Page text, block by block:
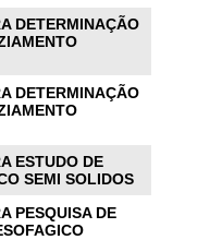
DETERMINAÇÃO
DETERMINAÇÃO
ESTUDO DE
SEMI SOLIDOS
PESQUISA DE